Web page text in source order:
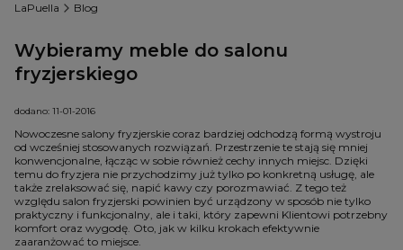
LaPuella Blog
Wybieramy meble do salonu
fryzjerskiego
dodano: 11-01-2016
Nowoczesne salony fryzjerskie coraz bardziej odchodzą formą wystroju
od wcześniej stosowanych rozwiązań. Przestrzenie te stają się mniej
konwencjonalne, łącząc w sobie również cechy innych miejsc. Dzięki
temu do fryzjera nie przychodzimy już tylko po konkretną usługę, ale
także zrelaksować się, napić kawy czy porozmawiać. Z tego też
względu salon fryzjerski powinien być urządzony w sposób nie tylko
praktyczny i funkcjonalny, ale i taki, który zapewni Klientowi potrzebny
komfort oraz wygodę. Oto, jak w kilku krokach efektywnie
zaaranżować to miejsce.